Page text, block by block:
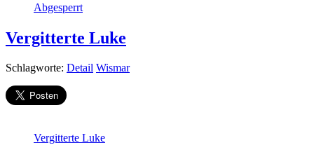
Abgesperrt
Vergitterte Luke
Schlagworte: Detail Wismar
Vergitterte Luke